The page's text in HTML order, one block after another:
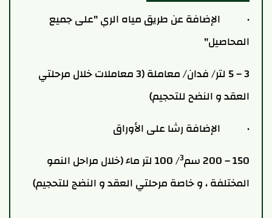
·
الإضافة عن طريق مياه الري "على جميع
المحاصيل"
3 – 5 لتر/ فدان/ معاملة (3 معاملات خلال مرحلتي
العقد و النضح للتحجيم)
·
الإضافة رشا على الأوراق
150 – 200 سم
3
/ 100 لتر ماء (خلال مراحل النمو
المختلفة ، و خاصة مرحلتي العقد و النضج للتحجيم)